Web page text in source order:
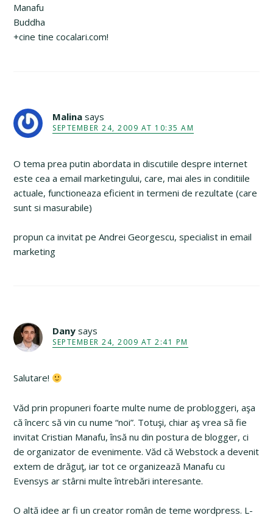
Manafu
Buddha
+cine tine cocalari.com!
Malina says
SEPTEMBER 24, 2009 AT 10:35 AM
O tema prea putin abordata in discutiile despre internet
este cea a email marketingului, care, mai ales in conditiile
actuale, functioneaza eficient in termeni de rezultate (care
sunt si masurabile)
propun ca invitat pe Andrei Georgescu, specialist in email
marketing
Dany says
SEPTEMBER 24, 2009 AT 2:41 PM
Salutare!
Văd prin propuneri foarte multe nume de probloggeri, aşa
că încerc să vin cu nume “noi”. Totuşi, chiar aş vrea să fie
invitat Cristian Manafu, însă nu din postura de blogger, ci
de organizator de evenimente. Văd că Webstock a devenit
extem de drăguţ, iar tot ce organizează Manafu cu
Evensys ar stârni multe întrebări interesante.
O altă idee ar fi un creator român de teme wordpress. L-